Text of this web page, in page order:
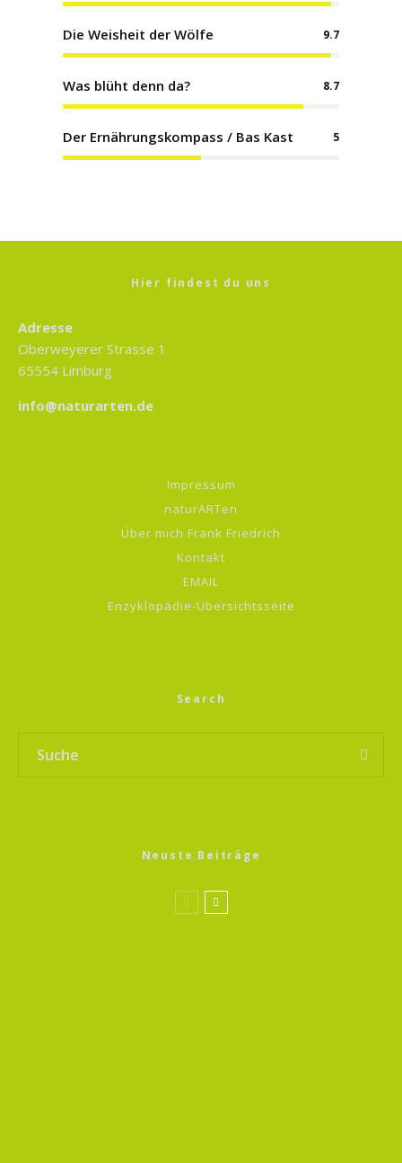
Die Weisheit der Wölfe 9.7
Was blüht denn da? 8.7
Der Ernährungskompass / Bas Kast 5
Hier findest du uns
Adresse
Oberweyerer Strasse 1
65554 Limburg
info@naturarten.de
Impressum
naturARTen
Über mich Frank Friedrich
Kontakt
EMAIL
Enzyklopädie-Übersichtsseite
Search
Neuste Beiträge